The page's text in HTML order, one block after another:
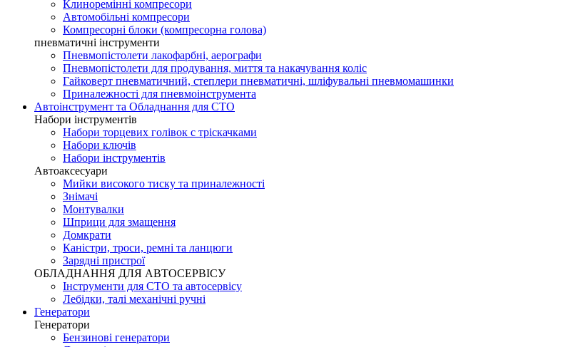
Клиноремінні компресори
Автомобільні компресори
Компресорні блоки (компресорна голова)
пневматичні інструменти
Пневмопістолети лакофарбні, аерографи
Пневмопістолети для продування, миття та накачування коліс
Гайковерт пневматичний, степлери пневматичні, шліфувальні пневмомашинки
Приналежності для пневмоінструмента
Автоінструмент та Обладнання для СТО
Набори інструментів
Набори торцевих голівок c тріскачками
Набори ключів
Набори інструментів
Автоаксесуари
Мийки високого тиску та приналежності
Знімачі
Монтувалки
Шприци для змащення
Домкрати
Каністри, троси, ремні та ланцюги
Зарядні пристрої
ОБЛАДНАННЯ ДЛЯ АВТОСЕРВІСУ
Інструменти для СТО та автосервісу
Лебідки, талі механічні ручні
Генератори
Генератори
Бензинові генератори